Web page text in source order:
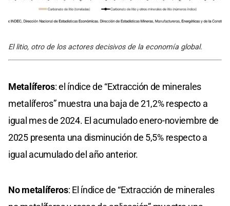
El litio, otro de los actores decisivos de la economía global.
Metalíferos: el índice de “Extracción de minerales
metalíferos” muestra una baja de 21,2% respecto a
igual mes de 2024. El acumulado enero-noviembre de
2025 presenta una disminución de 5,5% respecto a
igual acumulado del año anterior.
No metalíferos: El índice de “Extracción de minerales